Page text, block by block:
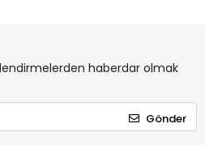
haberdar olmak
Gönder